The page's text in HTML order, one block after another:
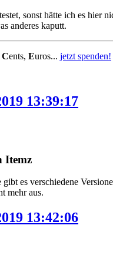
sonst hätte ich es hier
anderes kaputt.
Cents, Euros... jetzt spenden!
13:39:17
Itemz
es verschiedene
mehr aus.
13:42:06